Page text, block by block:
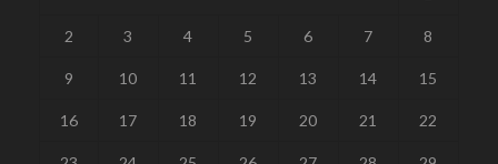
2 3 4 5 6 7 8
9 10 11 12 13 14 15
16 17 18 19 20 21 22